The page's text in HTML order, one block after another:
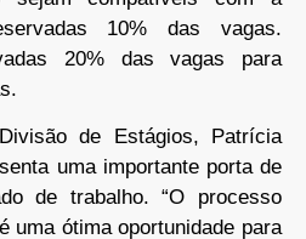
10% das vagas.
20% das vagas para
de Estágios, Patrícia
uma importante porta de
de trabalho. “O processo
uma ótima oportunidade para